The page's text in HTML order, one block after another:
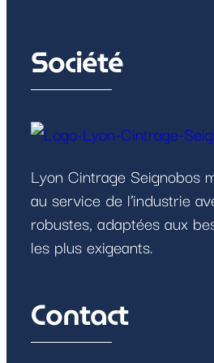
Société
Lyon Cintrage Seignobos
au service de l’industrie
robustes, adaptées aux
les plus exigeants.
Contact